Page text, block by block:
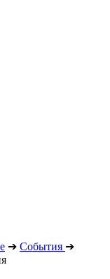
➔ События ➔